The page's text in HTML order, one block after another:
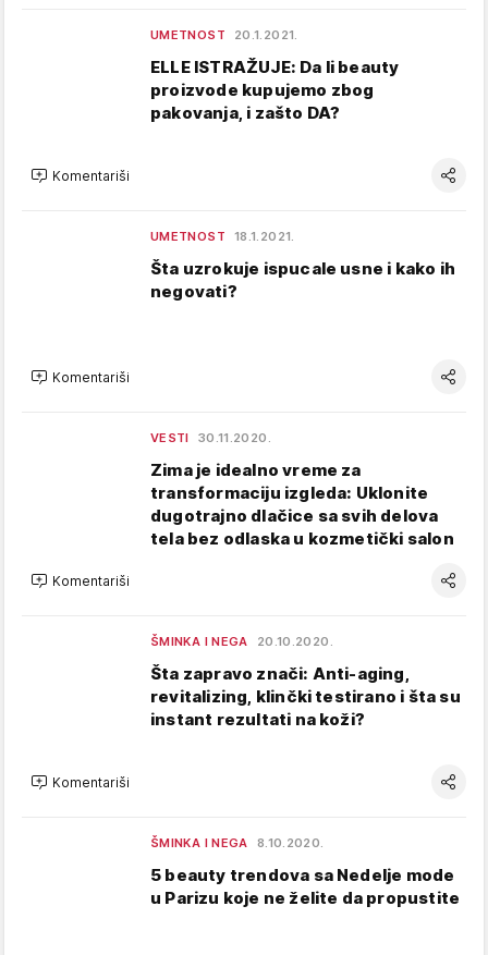
UMETNOST 20.1.2021.
ELLE ISTRAŽUJE: Da li beauty
proizvode kupujemo zbog
pakovanja, i zašto DA?
Komentariši
UMETNOST 18.1.2021.
Šta uzrokuje ispucale usne i kako ih
negovati?
Komentariši
VESTI 30.11.2020.
Zima je idealno vreme za
transformaciju izgleda: Uklonite
dugotrajno dlačice sa svih delova
tela bez odlaska u kozmetički salon
Komentariši
ŠMINKA I NEGA 20.10.2020.
Šta zapravo znači: Anti-aging,
revitalizing, klinčki testirano i šta su
instant rezultati na koži?
Komentariši
ŠMINKA I NEGA 8.10.2020.
5 beauty trendova sa Nedelje mode
u Parizu koje ne želite da propustite